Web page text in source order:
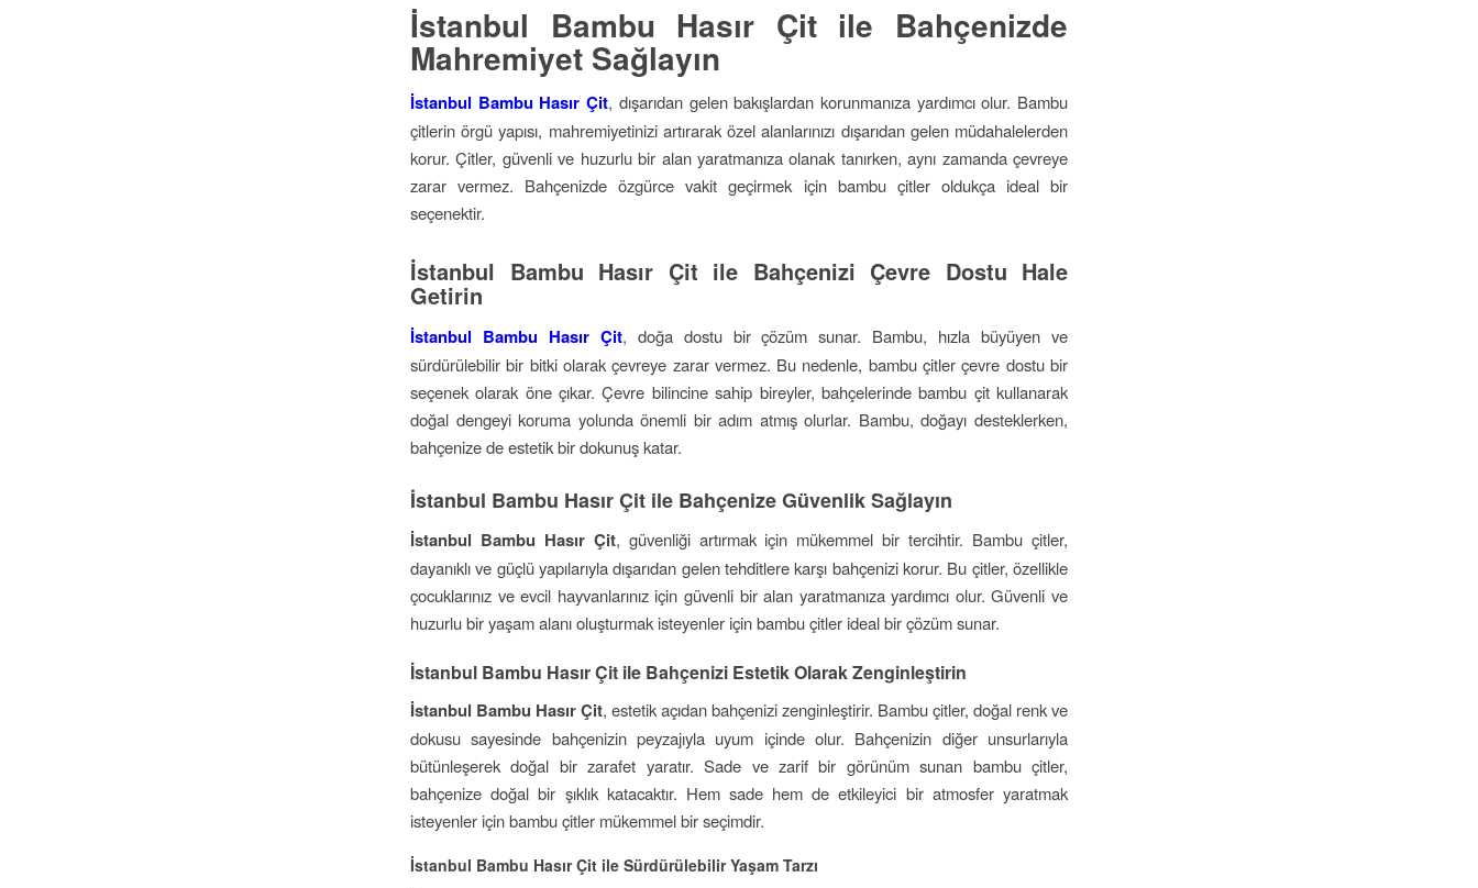
İstanbul Bambu Hasır Çit ile Bahçenizde
Mahremiyet Sağlayın
İstanbul Bambu Hasır Çit, dışarıdan gelen bakışlardan korunmanıza yardımcı olur. Bambu
çitlerin örgü yapısı, mahremiyetinizi artırarak özel alanlarınızı dışarıdan gelen müdahalelerden
korur. Çitler, güvenli ve huzurlu bir alan yaratmanıza olanak tanırken, aynı zamanda çevreye
zarar vermez. Bahçenizde özgürce vakit geçirmek için bambu çitler oldukça ideal bir
seçenektir.
İstanbul Bambu Hasır Çit ile Bahçenizi Çevre Dostu Hale
Getirin
İstanbul Bambu Hasır Çit, doğa dostu bir çözüm sunar. Bambu, hızla büyüyen ve
sürdürülebilir bir bitki olarak çevreye zarar vermez. Bu nedenle, bambu çitler çevre dostu bir
seçenek olarak öne çıkar. Çevre bilincine sahip bireyler, bahçelerinde bambu çit kullanarak
doğal dengeyi koruma yolunda önemli bir adım atmış olurlar. Bambu, doğayı desteklerken,
bahçenize de estetik bir dokunuş katar.
İstanbul Bambu Hasır Çit ile Bahçenize Güvenlik Sağlayın
İstanbul Bambu Hasır Çit, güvenliği artırmak için mükemmel bir tercihtir. Bambu çitler,
dayanıklı ve güçlü yapılarıyla dışarıdan gelen tehditlere karşı bahçenizi korur. Bu çitler, özellikle
çocuklarınız ve evcil hayvanlarınız için güvenli bir alan yaratmanıza yardımcı olur. Güvenli ve
huzurlu bir yaşam alanı oluşturmak isteyenler için bambu çitler ideal bir çözüm sunar.
İstanbul Bambu Hasır Çit ile Bahçenizi Estetik Olarak Zenginleştirin
İstanbul Bambu Hasır Çit, estetik açıdan bahçenizi zenginleştirir. Bambu çitler, doğal renk ve
dokusu sayesinde bahçenizin peyzajıyla uyum içinde olur. Bahçenizin diğer unsurlarıyla
bütünleşerek doğal bir zarafet yaratır. Sade ve zarif bir görünüm sunan bambu çitler,
bahçenize doğal bir şıklık katacaktır. Hem sade hem de etkileyici bir atmosfer yaratmak
isteyenler için bambu çitler mükemmel bir seçimdir.
İstanbul Bambu Hasır Çit ile Sürdürülebilir Yaşam Tarzı